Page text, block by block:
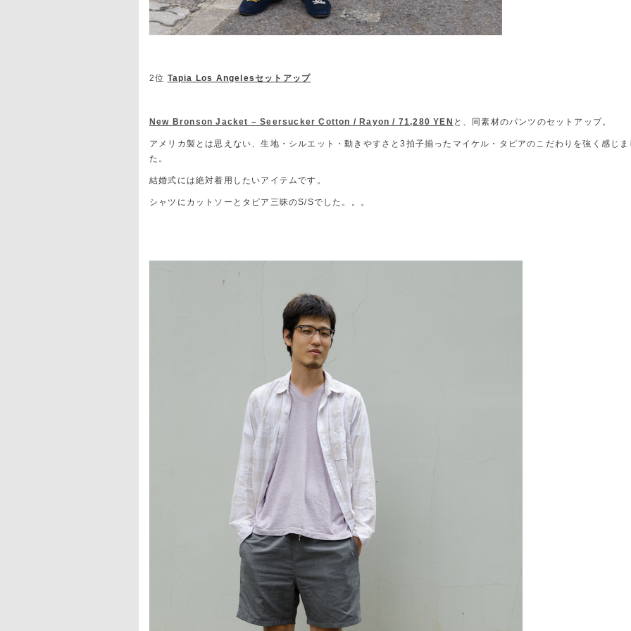
2位 Tapia Los Angelesセットアップ
New Bronson Jacket – Seersucker Cotton / Rayon / 71,280 YEN と、同素材のパンツのセットアップ。
アメリカ製とは思えない、生地・シルエット・動きやすさと3拍子揃ったマイケル・タピアのこだわりを強く感じま
た。
結婚式には絶対着用したいアイテムです。
シャツにカットソーとタピア三昧のS/Sでした。。。